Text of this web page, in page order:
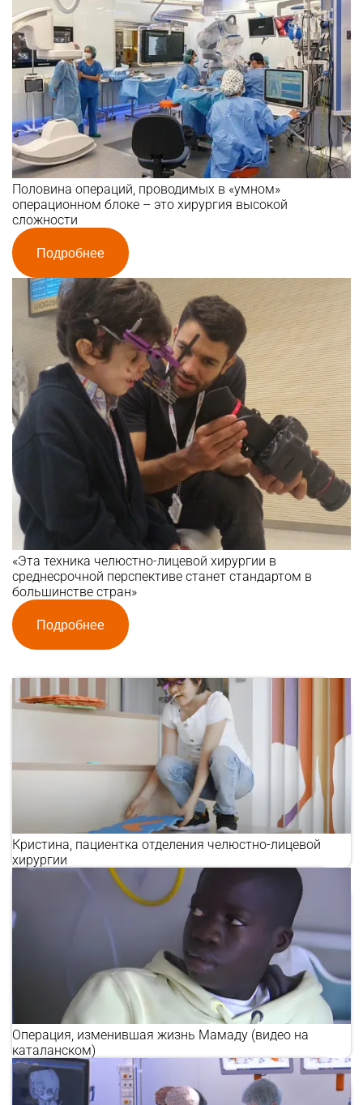
Половина операций, проводимых в «умном»
операционном блоке – это хирургия высокой
сложности
Подробнее
«Эта техника челюстно-лицевой хирургии в
среднесрочной перспективе станет стандартом в
большинстве стран»
Подробнее
Кристина, пациентка отделения челюстно-лицевой
хирургии
Операция, изменившая жизнь Мамаду (видео на
каталанском)